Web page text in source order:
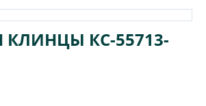
КЛИНЦЫ КС-55713-